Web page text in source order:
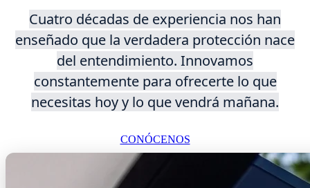
Cuatro décadas de experiencia nos han
enseñado que la verdadera protección nace
del entendimiento. Innovamos
constantemente para ofrecerte lo que
necesitas hoy y lo que vendrá mañana.
CONÓCENOS